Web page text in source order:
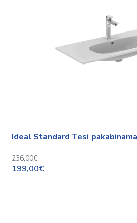
Ideal Standard Tesi
236,00€
199,00€